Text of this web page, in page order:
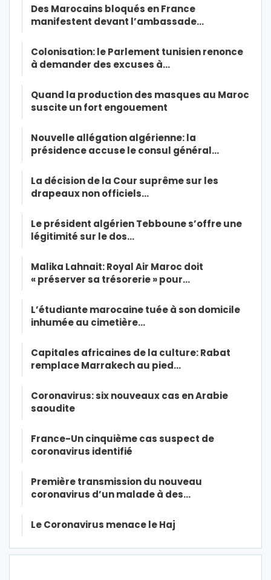
Des Marocains bloqués en France
manifestent devant l’ambassade…
Colonisation: le Parlement tunisien renonce
à demander des excuses à…
Quand la production des masques au Maroc
suscite un fort engouement
Nouvelle allégation algérienne: la
présidence accuse le consul général…
La décision de la Cour suprême sur les
drapeaux non officiels…
Le président algérien Tebboune s’offre une
légitimité sur le dos…
Malika Lahnait: Royal Air Maroc doit
« préserver sa trésorerie » pour…
L’étudiante marocaine tuée à son domicile
inhumée au cimetière…
Capitales africaines de la culture: Rabat
remplace Marrakech au pied…
Coronavirus: six nouveaux cas en Arabie
saoudite
France-Un cinquième cas suspect de
coronavirus identifié
Première transmission du nouveau
coronavirus d’un malade à des…
Le Coronavirus menace le Haj